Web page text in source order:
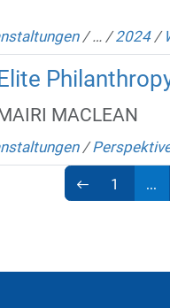
/… /2024 /
MACLEAN
/
1